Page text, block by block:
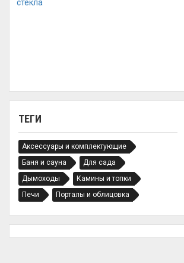
ТЕГИ
Аксессуары и комплектующие
Баня и сауна
Для сада
Дымоходы
Камины и топки
Печи
Порталы и облицовка